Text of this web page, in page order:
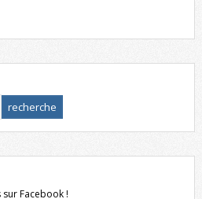
Facebook !